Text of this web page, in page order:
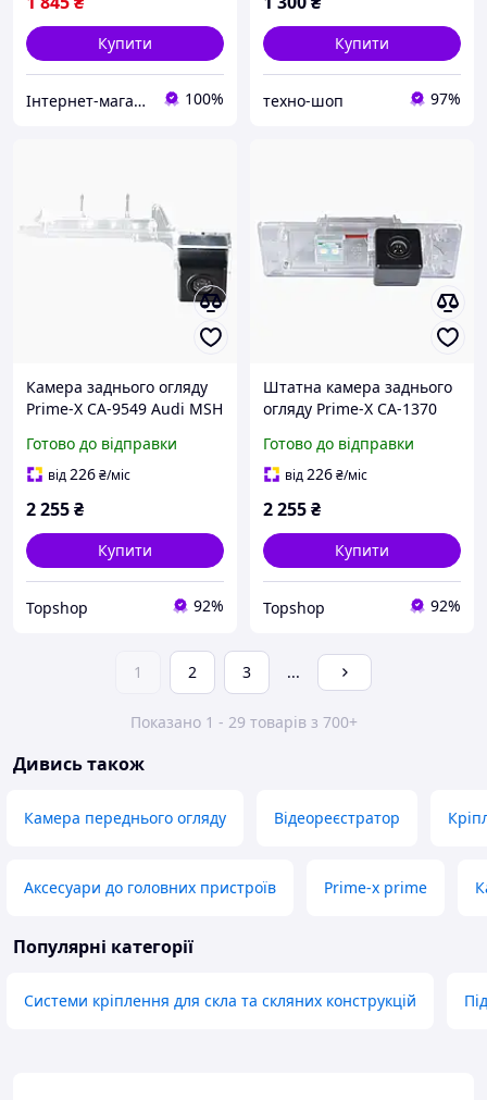
Купити
Інтернет-магазин "Кар Аксес" 100%
Купити
техно-шоп 97%
Камера заднього огляду
Prime-X CA-9549 Audi MSH
Готово до відправки
від226₴/міс
2 255₴
Купити
Topshop 92%
Штатна камера заднього
огляду Prime-X CA-1370
Готово до відправки
від226₴/міс
2 255₴
Купити
Topshop 92%
1 2 3 ...
Показано 1 - 29 товарів з 700+
Дивись також
Камера переднього огляду Відеореєстратор
Аксесуари до головних пристроїв Prime-x prime
Популярні категорії
Системи кріплення для скла та скляних конструкцій